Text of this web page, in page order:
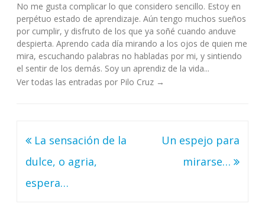
No me gusta complicar lo que considero sencillo. Estoy en
perpétuo estado de aprendizaje. Aún tengo muchos sueños
por cumplir, y disfruto de los que ya soñé cuando anduve
despierta. Aprendo cada día mirando a los ojos de quien me
mira, escuchando palabras no habladas por mi, y sintiendo
el sentir de los demás. Soy un aprendiz de la vida...
Ver todas las entradas por Pilo Cruz →
Navegación
de
entradas
La sensación de la
dulce, o agria,
espera…
Un espejo para
mirarse…